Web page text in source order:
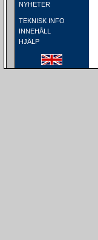
NYHETER
TEKNISK INFO
INNEHÅLL
HJÄLP